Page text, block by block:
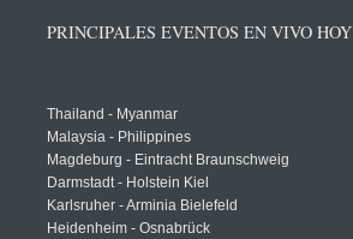
PRINCIPALES EVENTOS EN VIVO HOY
Thailand - Myanmar
Malaysia - Philippines
Magdeburg - Eintracht Braunschweig
Darmstadt - Holstein Kiel
Karlsruher - Arminia Bielefeld
Heidenheim - Osnabrück